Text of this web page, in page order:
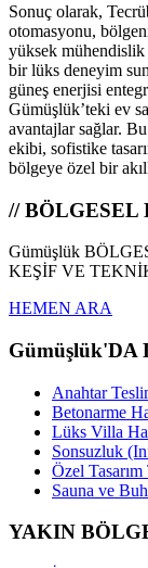
Sonuç olarak,
otomasyonu,
yüksek mühendislik
bir lüks deneyim
güneş enerjisi
Gümüşlük’teki ev
avantajlar sağlar.
ekibi, sofistike
bölgeye özel bir
// BÖLGESEL
Gümüşlük
KEŞİF VE
HEMEN ARA
Anahtar
Betonarme
Lüks Villa
Sonsuzluk
Özel
Sauna ve
YAKIN